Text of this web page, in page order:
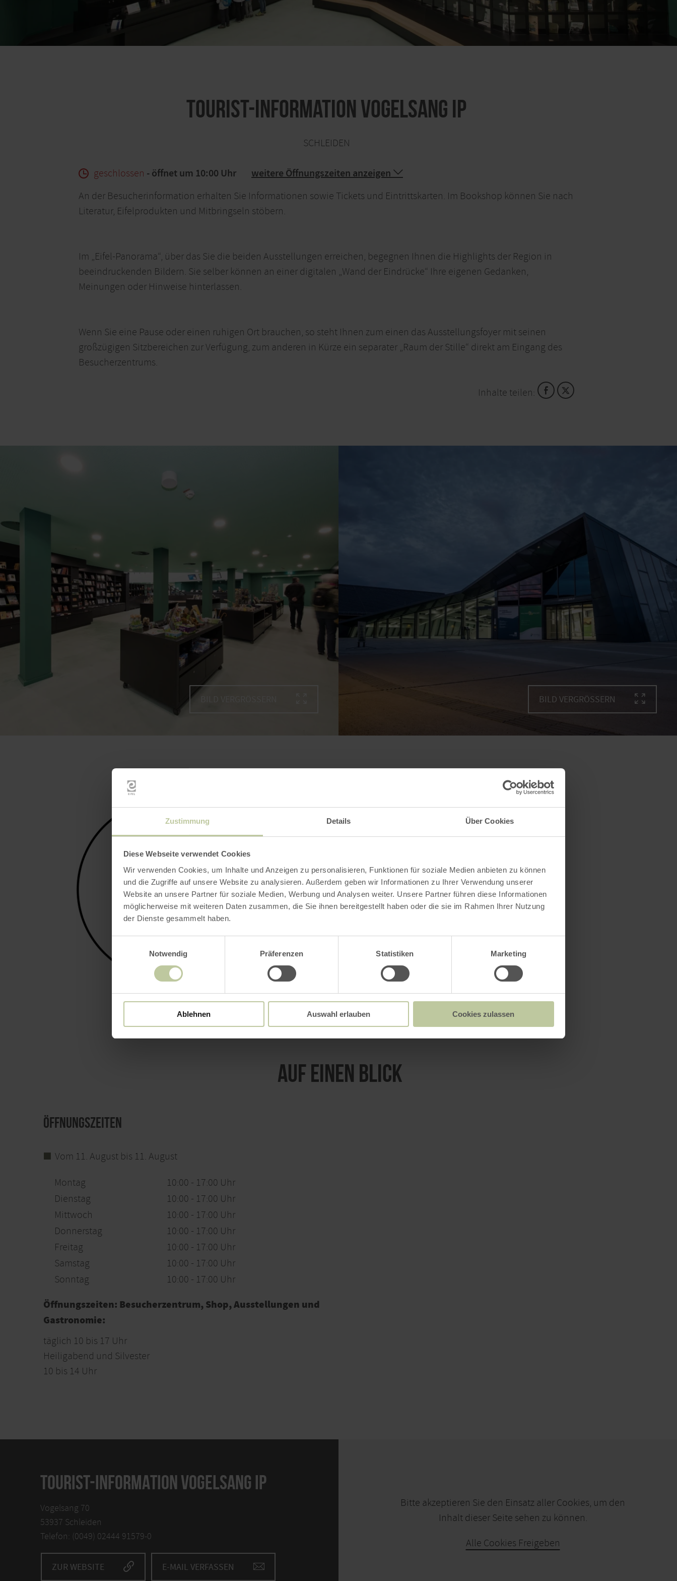
Zustimmung Details Über Cookies
Diese Webseite verwendet Cookies
Wir verwenden Cookies, um Inhalte und Anzeigen zu personalisieren, Funktionen für soziale Medien anbieten zu können
und die Zugriffe auf unsere Website zu analysieren. Außerdem geben wir Informationen zu Ihrer Verwendung unserer
Website an unsere Partner für soziale Medien, Werbung und Analysen weiter. Unsere Partner führen diese Informationen
möglicherweise mit weiteren Daten zusammen, die Sie ihnen bereitgestellt haben oder die sie im Rahmen Ihrer Nutzung
der Dienste gesammelt haben.
Notwendig
Präferenzen Statistiken Marketing
Ablehnen Auswahl erlauben Cookies zulassen
Tourist-Information Vogelsang IP
SCHLEIDEN
geschlossen - öffnet um 10:00 Uhr weitere Öffnungszeiten anzeigen
An der Besucherinformation erhalten Sie Informationen sowie Tickets und Eintrittskarten. Im Bookshop können Sie nach
Literatur, Eifelprodukten und Mitbringseln stöbern.
Im „Eifel-Panorama“, über das Sie die beiden Ausstellungen erreichen, begegnen Ihnen die Highlights der Region in
beeindruckenden Bildern. Sie selber können an einer digitalen „Wand der Eindrücke“ Ihre eigenen Gedanken,
Meinungen oder Hinweise hinterlassen.
Wenn Sie eine Pause oder einen ruhigen Ort brauchen, so steht Ihnen zum einen das Ausstellungsfoyer mit seinen
großzügigen Sitzbereichen zur Verfügung, zum anderen in Kürze ein separater „Raum der Stille“ direkt am Eingang des
Besucherzentrums.
Inhalte teilen:
BILD VERGRÖSSERN
Auf einen Blick
Öffnungszeiten
Vom 11. August bis 11. August
Montag
10:00 - 17:00 Uhr
Dienstag
10:00 - 17:00 Uhr
Mittwoch
10:00 - 17:00 Uhr
Donnerstag
10:00 - 17:00 Uhr
Freitag
10:00 - 17:00 Uhr
Samstag
10:00 - 17:00 Uhr
Sonntag
10:00 - 17:00 Uhr
Öffnungszeiten: Besucherzentrum, Shop, Ausstellungen und
Gastronomie:
täglich 10 bis 17 Uhr
Heiligabend und Silvester
10 bis 14 Uhr
TOURIST-INFORMATION VOGELSANG IP
Vogelsang 70
53937 Schleiden
Telefon: (0049) 02444 91579-0
ZUR WEBSITE
E-MAIL VERFASSEN
Bitte akzeptieren Sie den Einsatz aller Cookies, um den
Inhalt dieser Seite sehen zu können.
Alle Cookies Freigeben